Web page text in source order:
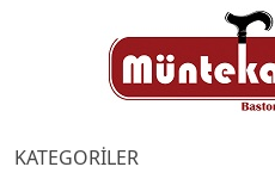
KATEGORİLER